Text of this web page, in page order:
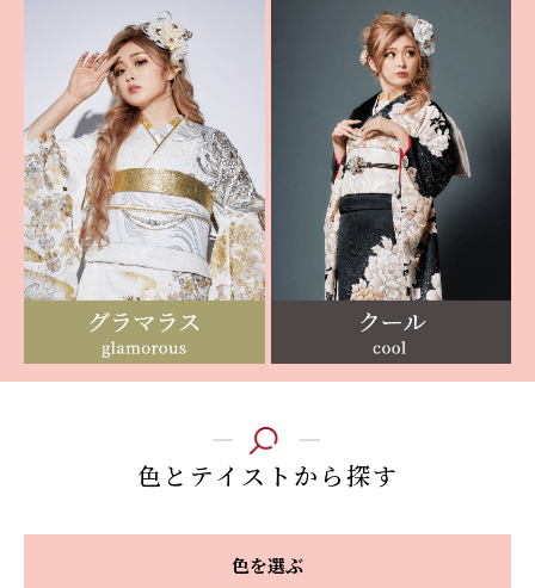
色とテイストから探す
色を選ぶ